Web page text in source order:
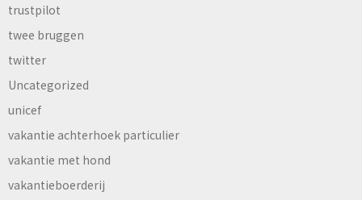
trustpilot
twee bruggen
twitter
Uncategorized
unicef
vakantie achterhoek particulier
vakantie met hond
vakantieboerderij